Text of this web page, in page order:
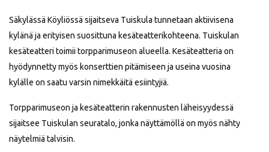
Säkylässä Köyliössä sijaitseva Tuiskula tunnetaan aktiivisena
kylänä ja erityisen suosittuna kesäteatterikohteena. Tuiskulan
kesäteatteri toimii torpparimuseon alueella. Kesäteatteria on
hyödynnetty myös konserttien pitämiseen ja useina vuosina
kylälle on saatu varsin nimekkäitä esiintyjiä.
Torpparimuseon ja kesäteatterin rakennusten läheisyydessä
sijaitsee Tuiskulan seuratalo, jonka näyttämöllä on myös nähty
näytelmiä talvisin.